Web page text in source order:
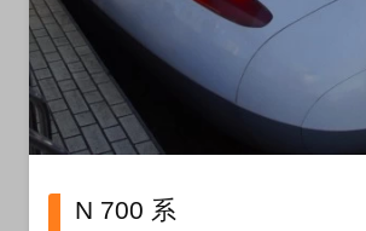
N 700 系